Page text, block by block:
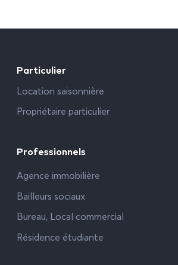
Particulier
Location saisonnière
Propriétaire particulier
Professionnels
Agence immobilière
Bailleurs sociaux
Bureau, Local commercial
Résidence étudiante